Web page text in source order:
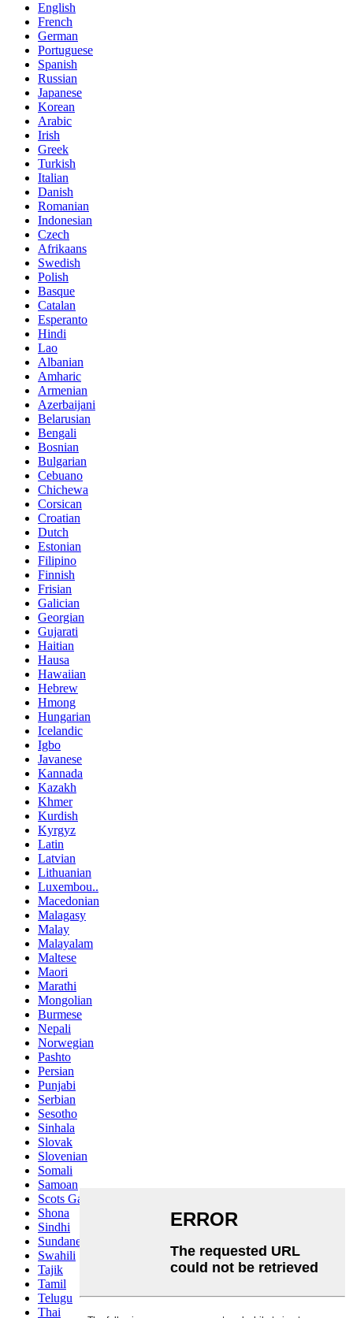
English
French
German
Portuguese
Spanish
Russian
Japanese
Korean
Arabic
Irish
Greek
Turkish
Italian
Danish
Romanian
Indonesian
Czech
Afrikaans
Swedish
Polish
Basque
Catalan
Esperanto
Hindi
Lao
Albanian
Amharic
Armenian
Azerbaijani
Belarusian
Bengali
Bosnian
Bulgarian
Cebuano
Chichewa
Corsican
Croatian
Dutch
Estonian
Filipino
Finnish
Frisian
Galician
Georgian
Gujarati
Haitian
Hausa
Hawaiian
Hebrew
Hmong
Hungarian
Icelandic
Igbo
Javanese
Kannada
Kazakh
Khmer
Kurdish
Kyrgyz
Latin
Latvian
Lithuanian
Luxembou..
Macedonian
Malagasy
Malay
Malayalam
Maltese
Maori
Marathi
Mongolian
Burmese
Nepali
Norwegian
Pashto
Persian
Punjabi
Serbian
Sesotho
Sinhala
Slovak
Slovenian
Somali
Samoan
Scots Gaelic
Shona
Sindhi
Sundanese
Swahili
Tajik
Tamil
Telugu
Thai